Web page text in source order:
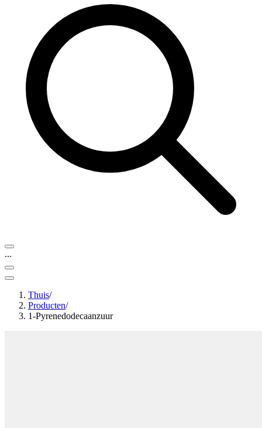
...
Thuis/
Producten/
1-Pyrenedodecaanzuur